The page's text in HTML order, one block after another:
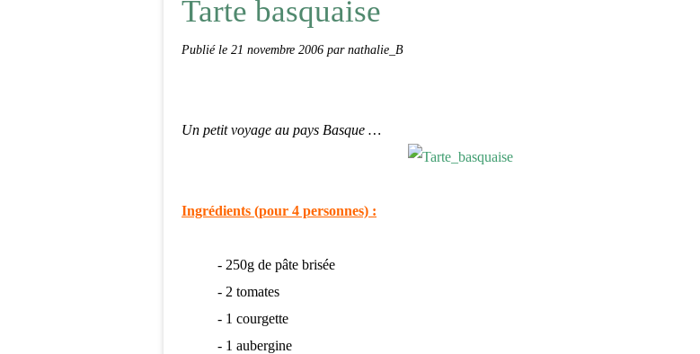
Tarte basquaise
Publié le 21 novembre 2006 par nathalie_B
Un petit voyage au pays Basque …
Ingrédients (pour 4 personnes) :
- 250g de pâte brisée
- 2 tomates
- 1 courgette
- 1 aubergine